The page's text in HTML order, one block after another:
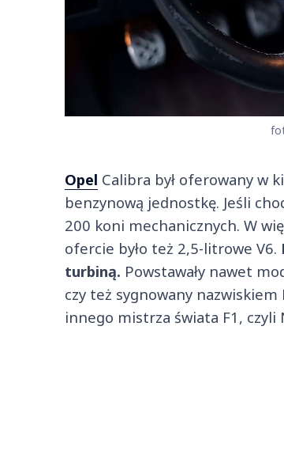
Opel Calibra był oferowany w
benzynową jednostkę. Jeśli
200 koni mechanicznych. W
ofercie było też 2,5-litrowe V6.
turbiną. Powstawały nawet
czy też sygnowany nazwiskiem
innego mistrza świata F1, czyli